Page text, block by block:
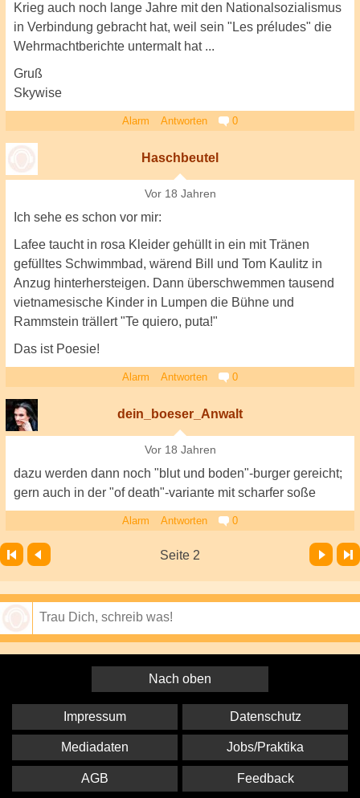
Krieg auch noch lange Jahre mit den Nationalsozialismus
in Verbindung gebracht hat, weil sein "Les préludes" die
Wehrmachtberichte untermalt hat ...
Gruß
Skywise
Alarm Antworten 0
Haschbeutel
Vor 18 Jahren
Ich sehe es schon vor mir:
Lafee taucht in rosa Kleider gehüllt in ein mit Tränen
gefülltes Schwimmbad, wärend Bill und Tom Kaulitz in
Anzug hinterhersteigen. Dann überschwemmen tausend
vietnamesische Kinder in Lumpen die Bühne und
Rammstein trällert "Te quiero, puta!"
Das ist Poesie!
Alarm Antworten 0
dein_boeser_Anwalt
Vor 18 Jahren
dazu werden dann noch "blut und boden"-burger gereicht;
gern auch in der "of death"-variante mit scharfer soße
Alarm Antworten 0
Seite 2
Vor Letzte Seite
Nach oben
Impressum Datenschutz
Mediadaten Jobs/Praktika
AGB Feedback